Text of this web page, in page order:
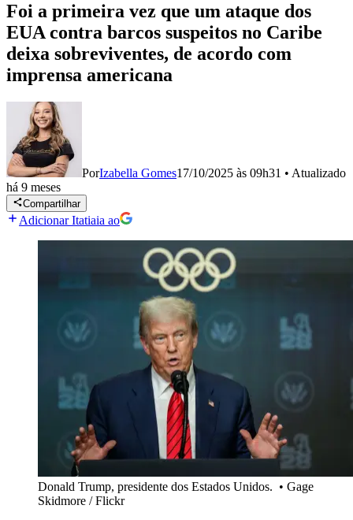
Foi a primeira vez que um ataque dos
EUA contra barcos suspeitos no Caribe
deixa sobreviventes, de acordo com
imprensa americana
PorIzabella Gomes17/10/2025 às 09h31 • Atualizado
há 9 meses
Compartilhar
Adicionar Itatiaia ao
Donald Trump, presidente dos Estados Unidos. • Gage
Skidmore / Flickr